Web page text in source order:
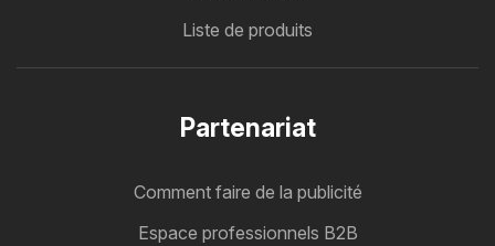
Liste de produits
Partenariat
Comment faire de la publicité
Espace professionnels B2B